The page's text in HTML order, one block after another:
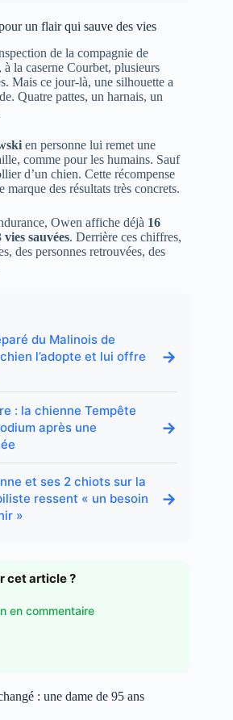
un flair qui sauve des vies
de la compagnie de
la caserne Courbet, plusieurs
Mais ce jour-là, une silhouette a
Quatre pattes, un harnais, un
en personne lui remet une
comme pour les humains. Sauf
d’un chien. Cette récompense
marque des résultats très concrets.
Owen affiche déjà 16
vies sauvées. Derrière ces chiffres,
des personnes retrouvées, des
du Malinois de
l’adopte et lui offre
→
: la chienne Tempête
après une
→
et ses 2 chiots sur la
ressent « un besoin
»
→
cet article ?
en commentaire
: une dame de 95 ans